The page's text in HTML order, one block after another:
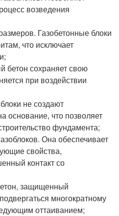
возведения
Газобетонные блоки
что исключает
бетон сохраняет свою
при воздействии
не создают
основание, что позволяет
фундамента;
Она обеспечивает
свойства,
контакт со
защищенный
многократному
оттаиванием;